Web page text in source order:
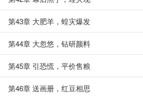
第43章 大肥羊，蝗灾爆发
第44章 大忽悠，钻研颜料
第45章 引恐慌，平价售粮
第46章 送画册，红豆相思